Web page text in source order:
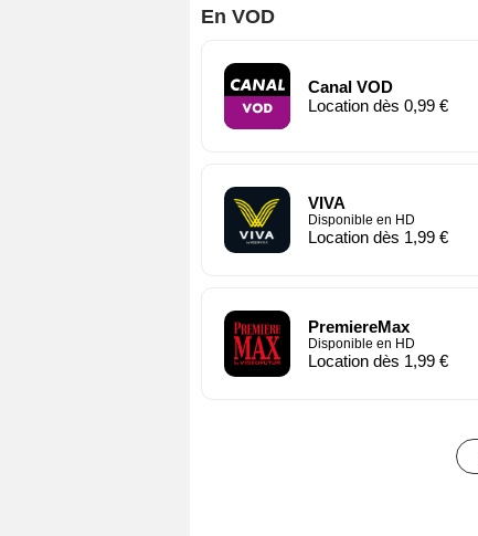
En VOD
Canal VOD
Location dès 0,99 €
VIVA
Disponible en HD
Location dès 1,99 €
PremiereMax
Disponible en HD
Location dès 1,99 €